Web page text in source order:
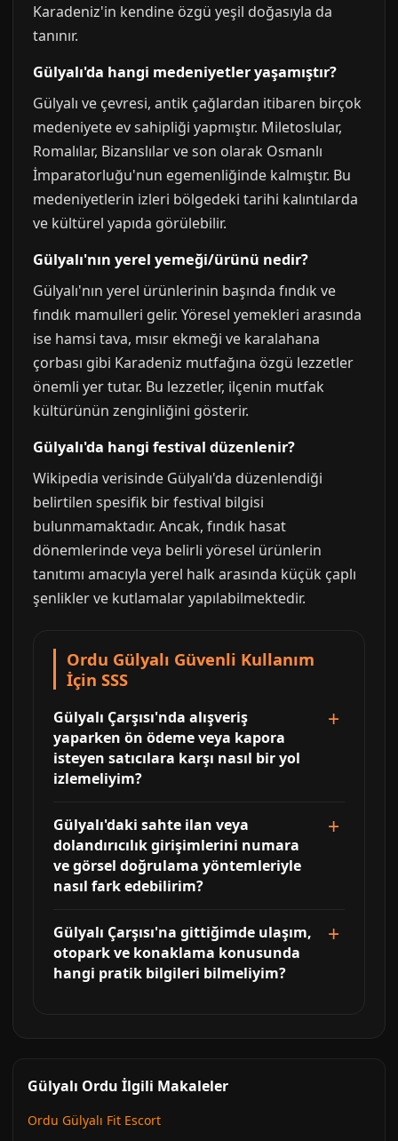
Karadeniz'in kendine özgü yeşil doğasıyla da
tanınır.
Gülyalı'da hangi medeniyetler yaşamıştır?
Gülyalı ve çevresi, antik çağlardan itibaren birçok
medeniyete ev sahipliği yapmıştır. Miletoslular,
Romalılar, Bizanslılar ve son olarak Osmanlı
İmparatorluğu'nun egemenliğinde kalmıştır. Bu
medeniyetlerin izleri bölgedeki tarihi kalıntılarda
ve kültürel yapıda görülebilir.
Gülyalı'nın yerel yemeği/ürünü nedir?
Gülyalı'nın yerel ürünlerinin başında fındık ve
fındık mamulleri gelir. Yöresel yemekleri arasında
ise hamsi tava, mısır ekmeği ve karalahana
çorbası gibi Karadeniz mutfağına özgü lezzetler
önemli yer tutar. Bu lezzetler, ilçenin mutfak
kültürünün zenginliğini gösterir.
Gülyalı'da hangi festival düzenlenir?
Wikipedia verisinde Gülyalı'da düzenlendiği
belirtilen spesifik bir festival bilgisi
bulunmamaktadır. Ancak, fındık hasat
dönemlerinde veya belirli yöresel ürünlerin
tanıtımı amacıyla yerel halk arasında küçük çaplı
şenlikler ve kutlamalar yapılabilmektedir.
Ordu Gülyalı Güvenli Kullanım
İçin SSS
Gülyalı Çarşısı'nda alışveriş
yaparken ön ödeme veya kapora
isteyen satıcılara karşı nasıl bir yol
izlemeliyim?
Gülyalı'daki sahte ilan veya
dolandırıcılık girişimlerini numara
ve görsel doğrulama yöntemleriyle
nasıl fark edebilirim?
Gülyalı Çarşısı'na gittiğimde ulaşım,
otopark ve konaklama konusunda
hangi pratik bilgileri bilmeliyim?
Gülyalı Ordu İlgili Makaleler
Ordu Gülyalı Fit Escort